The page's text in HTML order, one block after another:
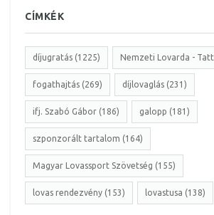
CÍMKÉK
díjugratás (1225) Nemzeti Lovarda -
fogathajtás (269) díjlovaglás (231)
ifj. Szabó Gábor (186) galopp (181)
szponzorált tartalom (164)
Magyar Lovassport Szövetség (155)
lovas rendezvény (153) lovastusa (138)